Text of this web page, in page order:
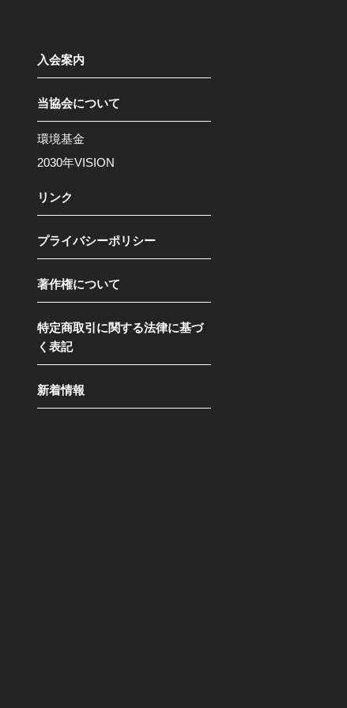
入会案内
当協会について
環境基金
2030年VISION
リンク
プライバシーポリシー
著作権について
特定商取引に関する法律に基づ
く表記
新着情報